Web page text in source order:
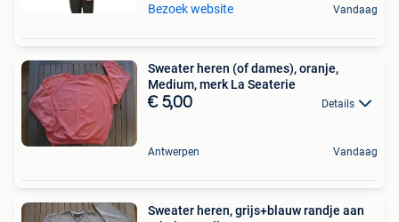
Bezoek website Vandaag
Sweater heren (of dames), oranje,
Medium, merk La Seaterie
€ 5,00 Details
Antwerpen Vandaag
Sweater heren, grijs+blauw randje aan